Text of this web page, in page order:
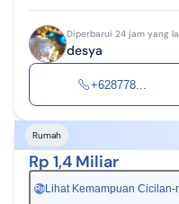
Diperbarui 24 jam yang
desya
+628778...
Rumah
Rp 1,4 Miliar
Rp Lihat Kemampuan Cicilan-